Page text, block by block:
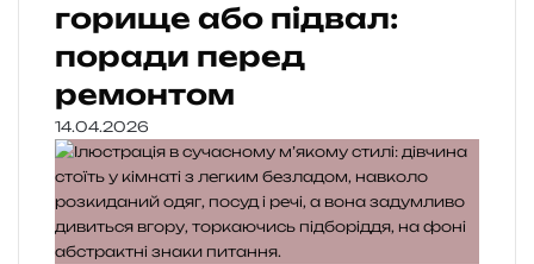
горище або підвал:
поради перед
ремонтом
14.04.2026